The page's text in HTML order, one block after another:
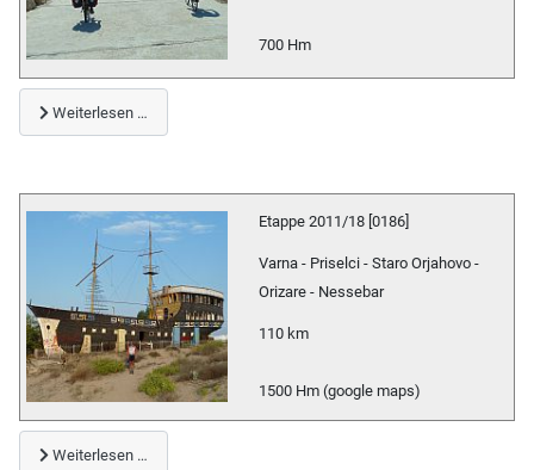
700 Hm
Weiterlesen …
Etappe 2011/18 [0186]
Varna - Priselci - Staro Orjahovo -
Orizare - Nessebar
110 km
1500 Hm (google maps)
Weiterlesen …